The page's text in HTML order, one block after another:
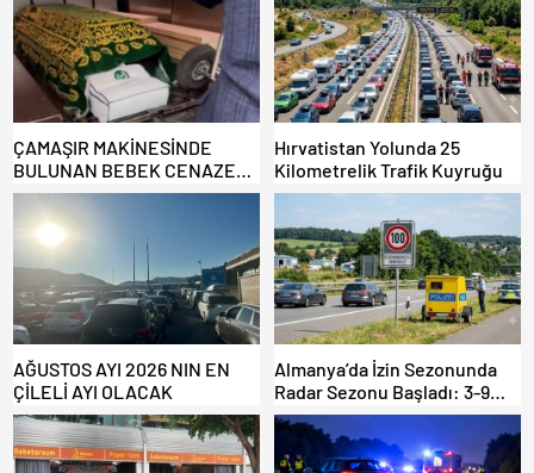
ÇAMAŞIR MAKİNESİNDE
BULUNAN BEBEK CENAZESİ
ŞOK ETTİ
Hırvatistan Yolunda 25
Kilometrelik Trafik Kuyruğu
AĞUSTOS AYI 2026 NIN EN
ÇİLELİ AYI OLACAK
Almanya’da İzin Sezonunda
Radar Sezonu Başladı: 3-9
Ağustos’ta Radar Hız
Denetimi Yapılacak!